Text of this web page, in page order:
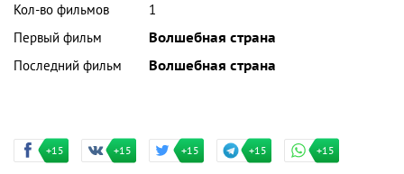
Кол-во фильмов
1
Первый фильм
Волшебная страна
Последний фильм
Волшебная страна
+15 +15 +15 +15 +15